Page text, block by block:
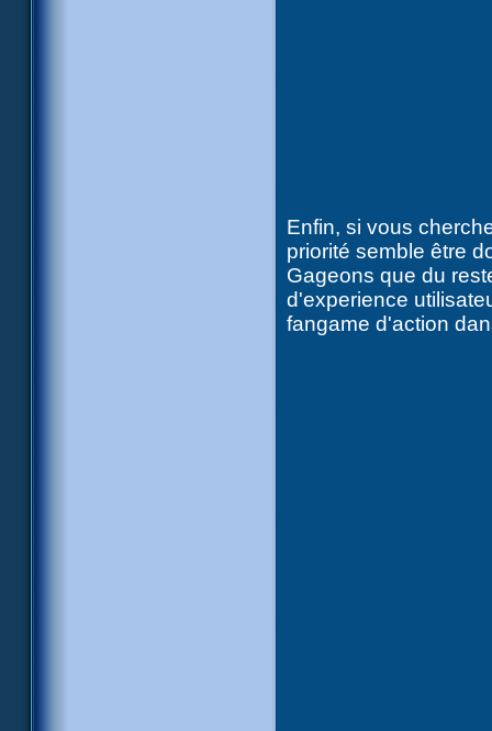
Enfin, si vous
priorité semble être
Gageons que du
d'experience
fangame d'action